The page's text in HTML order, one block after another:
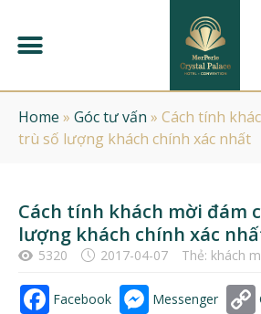
Home » Góc tư vấn » Cách tính
trù số lượng khách chính xác nhất
Cách tính khách mời đám
lượng khách chính xác
5320 2017-04-07 Thẻ: khách
Facebook Messenger